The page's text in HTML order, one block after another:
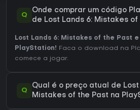
Q
Onde comprar um código
de Lost Lands 6: Mistakes of
Lost Lands 6: Mistakes of the Past
PlayStation! Faca o download na
comece a jogar.
Q
Qual é o preço atual de Lost
Mistakes of the Past na